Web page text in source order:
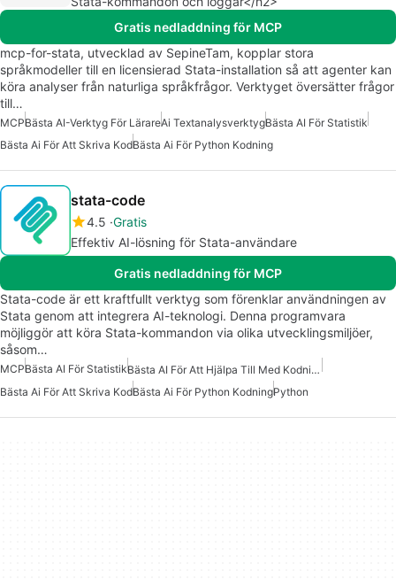
Gratis nedladdning för MCP
mcp-for-stata, utvecklad av SepineTam, kopplar stora
språkmodeller till en licensierad Stata-installation så att agenter kan
köra analyser från naturliga språkfrågor. Verktyget översätter frågor
till…
MCPBästa AI-Verktyg För LärareAi TextanalysverktygBästa AI För Statistik
Bästa Ai För Att Skriva KodBästa Ai För Python Kodning
stata-code
4.5 Gratis
Effektiv AI-lösning för Stata-användare
Gratis nedladdning för MCP
Stata-code är ett kraftfullt verktyg som förenklar användningen av
Stata genom att integrera AI-teknologi. Denna programvara
möjliggör att köra Stata-kommandon via olika utvecklingsmiljöer,
såsom…
MCPBästa AI För Statistik
Bästa AI För Att Hjälpa Till Med Kodning
Bästa Ai För Att Skriva KodBästa Ai För Python KodningPython